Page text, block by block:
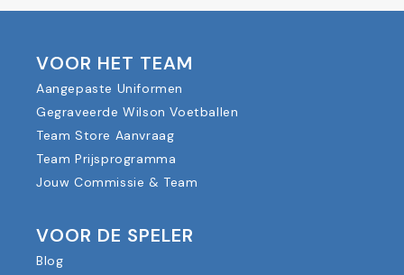
VOOR HET TEAM
Aangepaste Uniformen
Gegraveerde Wilson Voetballen
Team Store Aanvraag
Team Prijsprogramma
Jouw Commissie & Team
VOOR DE SPELER
Blog